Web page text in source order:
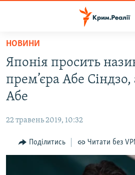
Перейти
основного
матеріалу
Перейти
до
основної
навігації
Перейти
до
ВОДА.КРИМ
ВІДЕО ТА ФОТО
БЛОГИ
ПОГЛЯД
НОВИНИ
Японія просить
прем’єра Абе Сіндзо,
Абе
22 травень 2019, 10:32
Поділитись Читати без